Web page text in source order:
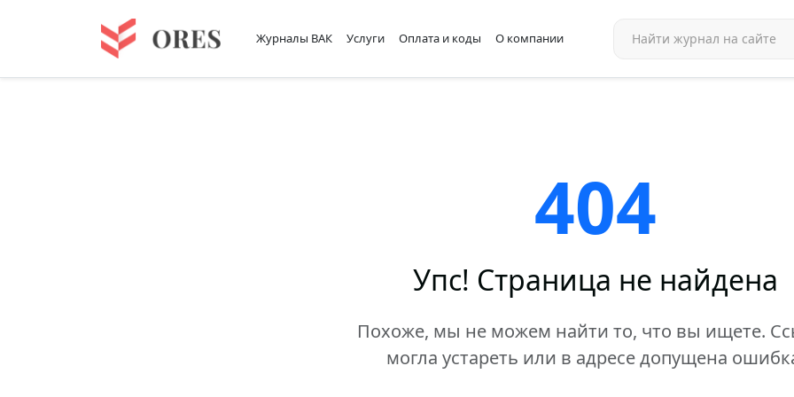
Журналы ВАК Услуги Оплата и коды О компании
404
Упс! Страница не найдена
Похоже, мы не можем найти то, что вы ищете.
могла устареть или в адресе допущена